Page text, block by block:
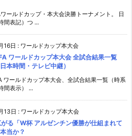
ールドカップ・本大会決勝トーナメント。 日
間表記）つ ...
16日 : ワールドカップ本大会
ワールドカップ本大会 全試合結果一覧
日本時間・テレビ中継）
ワールドカップ本大会、全試合結果一覧（時系
間表示） ...
13日 : ワールドカップ本大会
る「W杯 アルゼンチン優勝が仕組まれて
当か？